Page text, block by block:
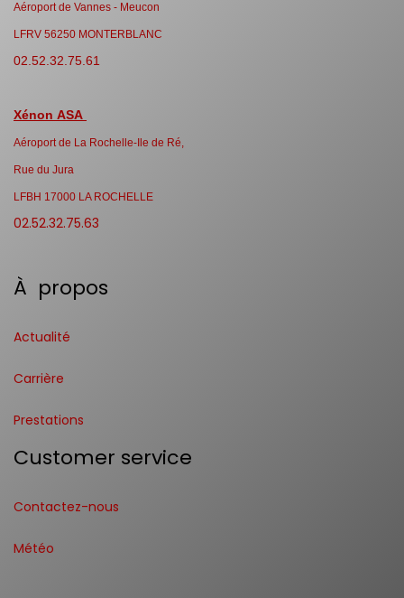
Aéroport de Vannes - Meucon
LFRV 56250 MONTERBLANC
02.52.32.75.61
Xénon ASA
Aéroport de La Rochelle-Ile de Ré,
Rue du Jura
LFBH 17000 LA ROCHELLE
02.52.32.75.63
À propos
Actualité
Carrière
Prestations
Customer service
Contactez-nous
Météo